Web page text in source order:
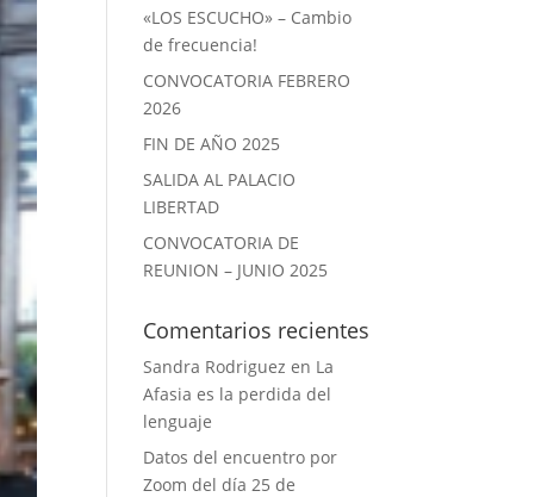
«LOS ESCUCHO» – Cambio
de frecuencia!
CONVOCATORIA FEBRERO
2026
FIN DE AÑO 2025
SALIDA AL PALACIO
LIBERTAD
CONVOCATORIA DE
REUNION – JUNIO 2025
Comentarios recientes
Sandra Rodriguez en La
Afasia es la perdida del
lenguaje
Datos del encuentro por
Zoom del día 25 de